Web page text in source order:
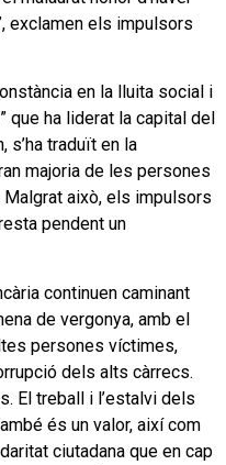
exclamen els impulsors
en la lluita social i
ha liderat la capital del
s’ha traduït en la
majoria de les persones
Malgrat això, els impulsors
pendent un
continuen caminant
de vergonya, amb el
persones víctimes,
dels alts càrrecs.
El treball i l’estalvi dels
és un valor, així com
ciutadana que en cap